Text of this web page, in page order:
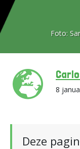
Foto:
8
Deze